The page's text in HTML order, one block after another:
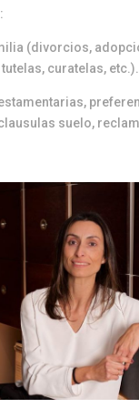
(divorcios,
curatelas, etc.).
suelo,